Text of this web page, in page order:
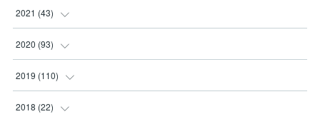
(8
(2
(3
(3
(6
(5)
(1
(2
(4)
(7
2021 (43)
(5
(3)
(10
2020 (93)
(4)
(6
2019 (110)
(6
2018 (22)